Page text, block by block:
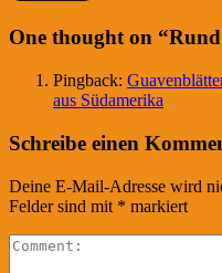
One thought on “
Pingback:
aus Südamerika
Schreibe einen
Deine E-Mail-Adresse wird
Felder sind mit * markiert